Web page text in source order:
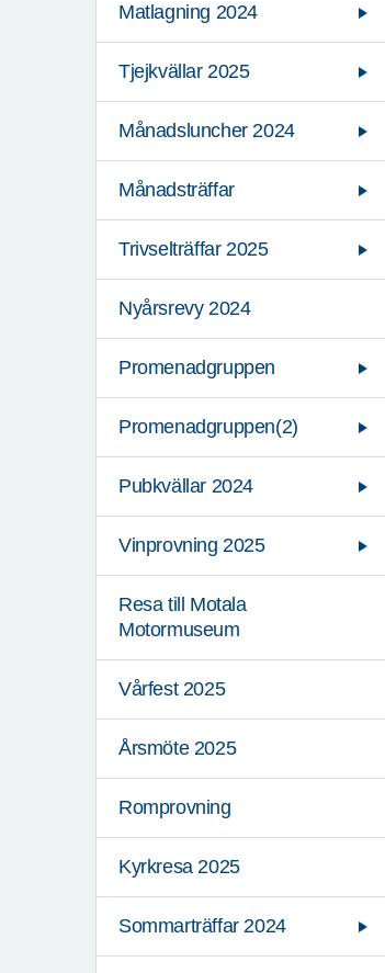
Matlagning 2024
Tjejkvällar 2025
Månadsluncher 2024
Månadsträffar
Trivselträffar 2025
Nyårsrevy 2024
Promenadgruppen
Promenadgruppen(2)
Pubkvällar 2024
Vinprovning 2025
Resa till Motala
Motormuseum
Vårfest 2025
Årsmöte 2025
Romprovning
Kyrkresa 2025
Sommarträffar 2024